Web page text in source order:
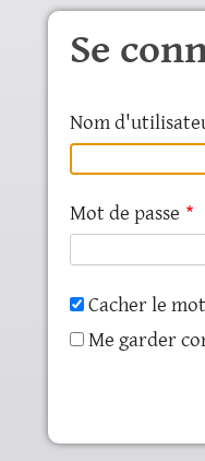
Aller au contenu
Se
Nom
Mot de passe
Cacher le
Me garder